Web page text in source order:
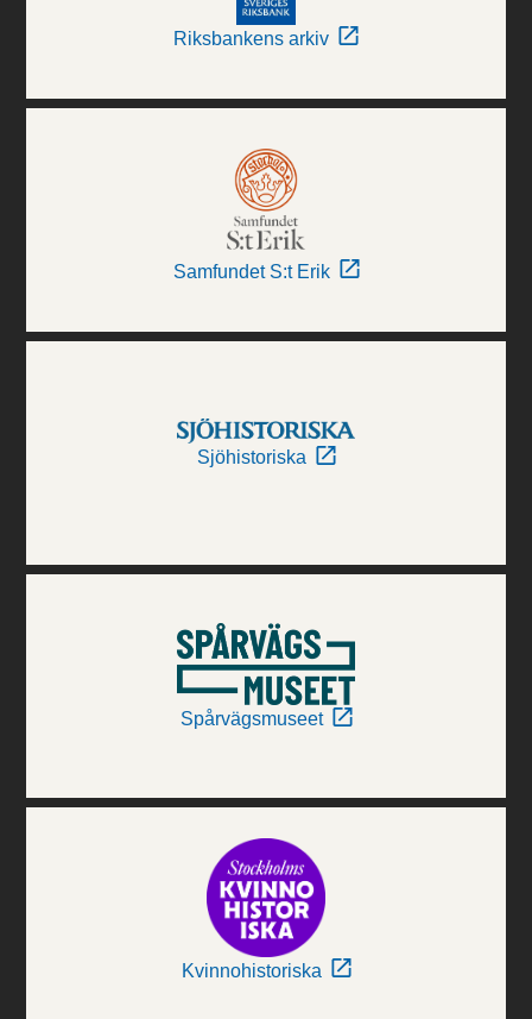
Riksbankens arkiv
Samfundet S:t Erik
Sjöhistoriska
Spårvägsmuseet
Kvinnohistoriska